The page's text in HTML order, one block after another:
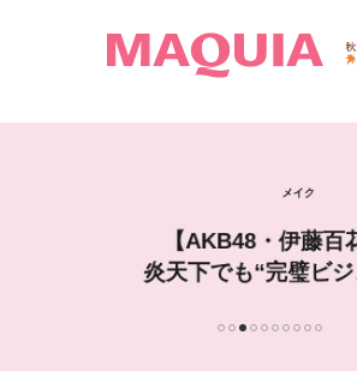
メイク
【AKB48・伊藤百花
炎天下でも“完璧ビジ